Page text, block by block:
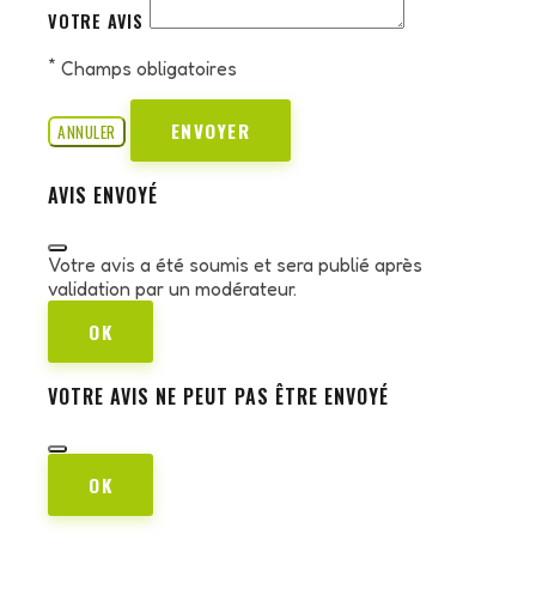
VOTRE AVIS
* Champs obligatoires
ANNULER ENVOYER
AVIS ENVOYÉ
Votre avis a été soumis et sera publié après
validation par un modérateur.
OK
VOTRE AVIS NE PEUT PAS ÊTRE ENVOYÉ
OK